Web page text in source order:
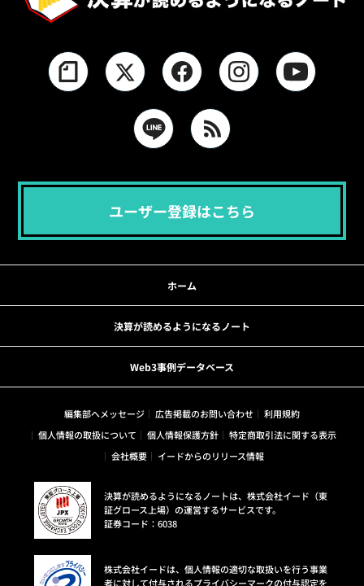
ユーザー登録はこちら
ホーム
決算が読めるようになるノート
Web3事例データベース
編集部へメッセージ 広告掲載のお問い合わせ
利用規約
個人情報の取扱について
個人情報保護方針
特定商取引法に関する表示
会社概要
イードからのリリース情報
決算が読めるようになるノートは、株式会社イード（東
証グロース上場）の運営するサービスです。
証券コード：6038
株式会社イードは、個人情報の適切な取扱いを行う事業
者に対して付与されるプライバシーマークの付与認定を